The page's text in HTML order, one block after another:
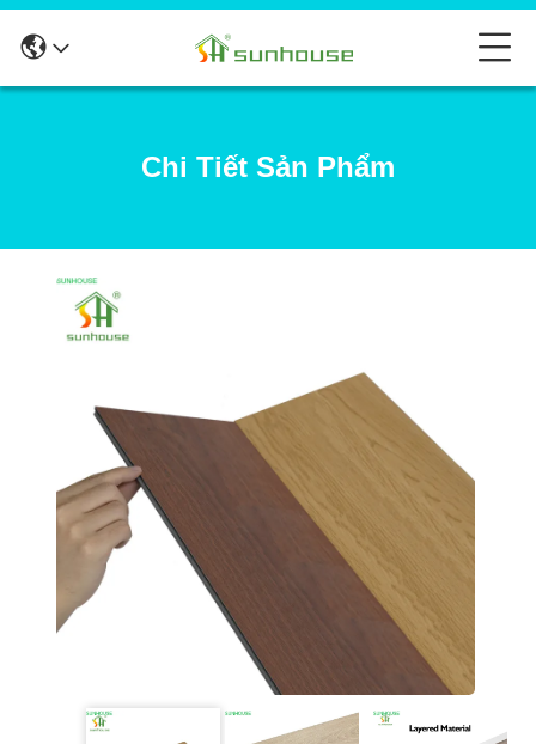
Chi Tiết Sản Phẩm